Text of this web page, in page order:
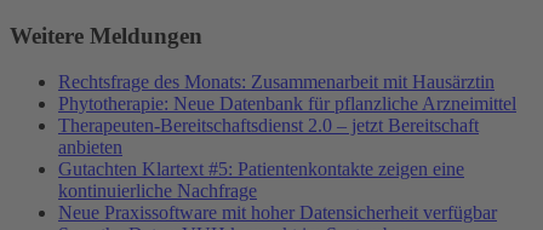
Weitere Meldungen
Rechtsfrage des Monats: Zusammenarbeit mit Hausärztin
Phytotherapie: Neue Datenbank für pflanzliche Arzneimittel
Therapeuten-Bereitschaftsdienst 2.0 – jetzt Bereitschaft
anbieten
Gutachten Klartext #5: Patientenkontakte zeigen eine
kontinuierliche Nachfrage
Neue Praxissoftware mit hoher Datensicherheit verfügbar